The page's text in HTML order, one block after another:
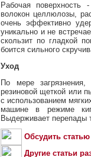
Рабочая поверхность
волокон целлюлозы,
очень эффективно
уникально и не
скользит по гладкой
боится сильного
Уход
По мере загрязнения,
резиновой щеткой или
с использованием
машине в режиме
Выдерживает перепады
Обсудить
Другие статьи